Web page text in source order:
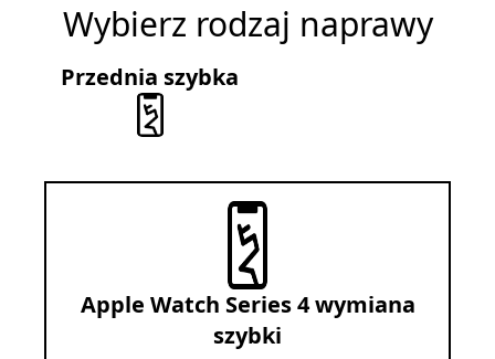
Wybierz rodzaj naprawy
Przednia szybka
Apple Watch Series 4 wymiana
szybki